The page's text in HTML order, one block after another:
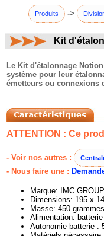
Produits ->
Kit
Le Kit d'étalonnage
système pour leur
émetteurs ou connexions
ATTENTION : Ce
- Voir nos autres :
- Nous faire une :
Marque: IMC GROUP
Dimensions: 195 x
Masse: 450 grammes
Alimentation:
Autonomie batterie :